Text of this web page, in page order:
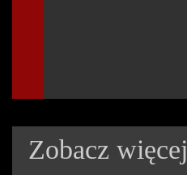
Zobacz więcej